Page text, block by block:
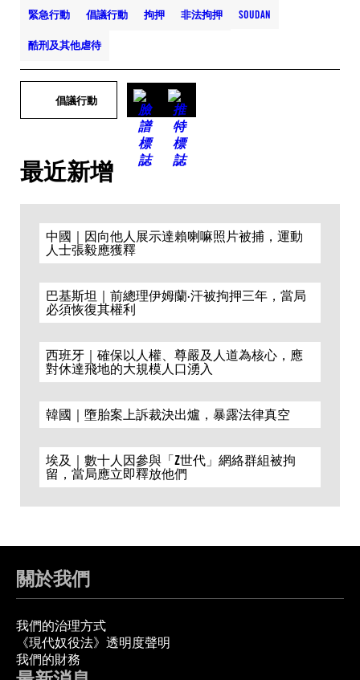
緊急行動 倡議行動 拘押 非法拘押 SOUDAN
酷刑及其他虐待
倡議行動
最近新增
中國｜因向他人展示達賴喇嘛照片被捕，運動
人士張毅應獲釋
巴基斯坦｜前總理伊姆蘭·汗被拘押三年，當局
必須恢復其權利
西班牙｜確保以人權、尊嚴及人道為核心，應
對休達飛地的大規模人口湧入
韓國｜墮胎案上訴裁決出爐，暴露法律真空
埃及｜數十人因參與「Z世代」網絡群組被拘
留，當局應立即釋放他們
關於我們
我們的治理方式
《現代奴役法》透明度聲明
我們的財務